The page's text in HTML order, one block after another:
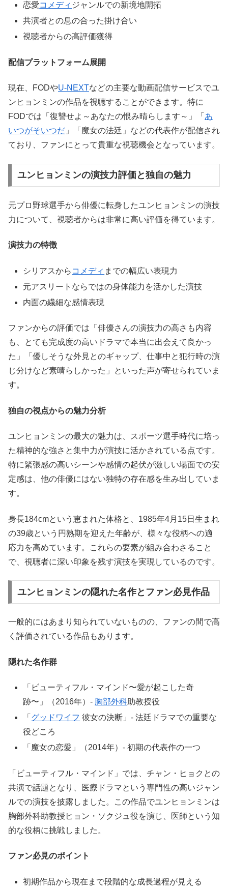
恋愛コメディ ジャンルでの新境地開拓
共演者との息の合った掛け合い
視聴者からの高評価獲得
配信プラットフォーム展開
現在、FODやU-NEXTなどの主要な動画配信サービスでユ
ンヒョンミンの作品を視聴することができます。特に
FODでは「復讐せよ～あなたの恨み晴らします～」「 あ
いつがそいつだ 」「魔女の法廷」などの代表作が配信され
ており、ファンにとって貴重な視聴機会となっています。
ユンヒョンミンの演技力評価と独自の魅力
元プロ野球選手から俳優に転身したユンヒョンミンの演技
力について、視聴者からは非常に高い評価を得ています。
演技力の特徴
シリアスから コメディ までの幅広い表現力
元アスリートならではの身体能力を活かした演技
内面の繊細な感情表現
ファンからの評価では「俳優さんの演技力の高さも内容
も、とても完成度の高いドラマで本当に出会えて良かっ
た」「優しそうな外見とのギャップ、仕事中と犯行時の演
じ分けなど素晴らしかった」といった声が寄せられていま
す。
独自の視点からの魅力分析
ユンヒョンミンの最大の魅力は、スポーツ選手時代に培っ
た精神的な強さと集中力が演技に活かされている点です。
特に緊張感の高いシーンや感情の起伏が激しい場面での安
定感は、他の俳優にはない独特の存在感を生み出していま
す。
身長184cmという恵まれた体格と、1985年4月15日生まれ
の39歳という円熟期を迎えた年齢が、様々な役柄への適
応力を高めています。これらの要素が組み合わさること
で、視聴者に深い印象を残す演技を実現しているのです。
ユンヒョンミンの隠れた名作とファン必見作品
一般的にはあまり知られていないものの、ファンの間で高
く評価されている作品もあります。
隠れた名作群
「ビューティフル・マインド〜愛が起こした奇
跡〜」（2016年）- 胸部外科助教授役
「 グッドワイフ 彼女の決断」- 法廷ドラマでの重要な
役どころ
「魔女の恋愛」（2014年）- 初期の代表作の一つ
「ビューティフル・マインド」では、チャン・ヒョクとの
共演で話題となり、医療ドラマという専門性の高いジャン
ルでの演技を披露しました。この作品でユンヒョンミンは
胸部外科助教授ヒョン・ソクジュ役を演じ、医師という知
的な役柄に挑戦しました。
ファン必見のポイント
初期作品から現在まで段階的な成長過程が見える